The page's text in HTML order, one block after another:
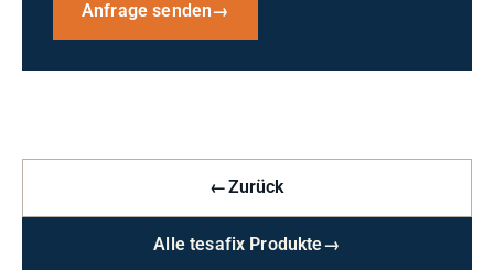
Anfrage senden→
←Zurück
Alle tesafix Produkte→